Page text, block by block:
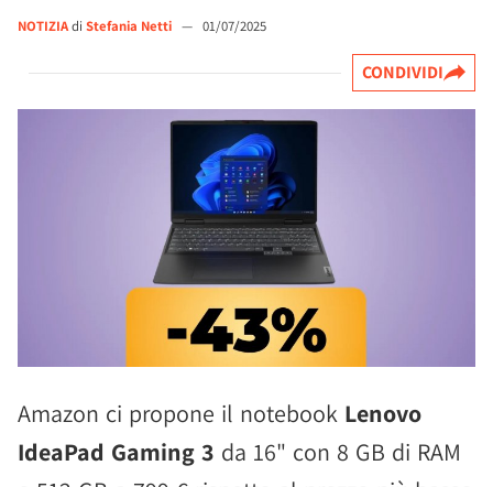
NOTIZIAdi Stefania Netti — 01/07/2025
CONDIVIDI
Amazon ci propone il notebook Lenovo
IdeaPad Gaming 3 da 16" con 8 GB di RAM